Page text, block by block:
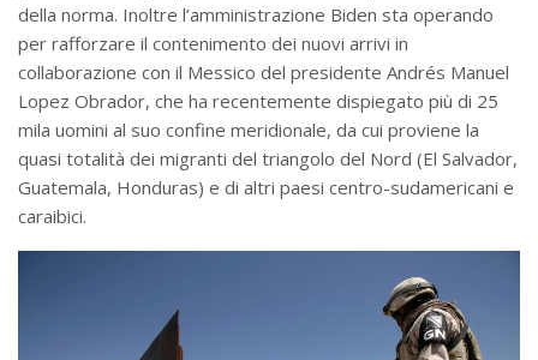
della norma. Inoltre l’amministrazione Biden sta operando
per rafforzare il contenimento dei nuovi arrivi in
collaborazione con il Messico del presidente Andrés Manuel
Lopez Obrador, che ha recentemente dispiegato più di 25
mila uomini al suo confine meridionale, da cui proviene la
quasi totalità dei migranti del triangolo del Nord (El Salvador,
Guatemala, Honduras) e di altri paesi centro-sudamericani e
caraibici.